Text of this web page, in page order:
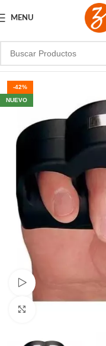
MENU
-42%
NUEVO
Watch video